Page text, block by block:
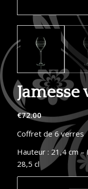
€72.00
Coffret de 6 verres
Hauteur : 21,4 cm –
28,5 cl